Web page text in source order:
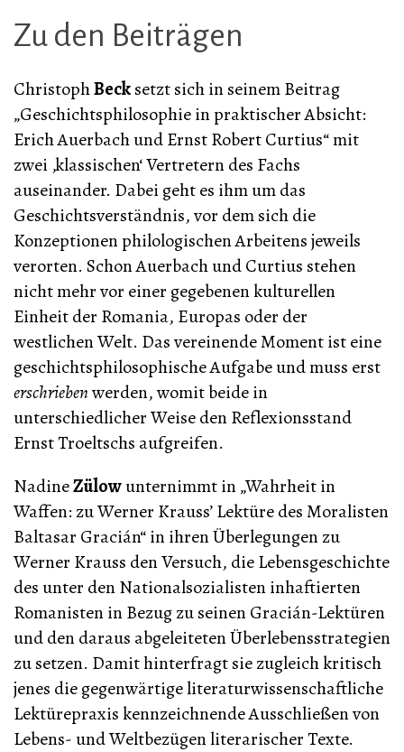
Zu den Beiträgen
ChristophBecksetzt sich in seinem Beitrag
„Geschichtsphilosophie in praktischer Absicht:
Erich Auerbach und Ernst Robert Curtius“ mit
zwei ‚klassischen‘ Vertretern des Fachs
auseinander. Dabei geht es ihm um das
Geschichtsverständnis, vor dem sich die
Konzeptionen philologischen Arbeitens jeweils
verorten. Schon Auerbach und Curtius stehen
nicht mehr vor einer gegebenen kulturellen
Einheit der Romania, Europas oder der
westlichen Welt. Das vereinende Moment ist eine
geschichtsphilosophische Aufgabe und muss erst
erschriebenwerden, womit beide in
unterschiedlicher Weise den Reflexionsstand
Ernst Troeltschs aufgreifen.
NadineZülowunternimmt in „Wahrheit in
Waffen: zu Werner Krauss’ Lektüre des Moralisten
Baltasar Gracián“ in ihren Überlegungen zu
Werner Krauss den Versuch, die Lebensgeschichte
des unter den Nationalsozialisten inhaftierten
Romanisten in Bezug zu seinen Gracián-Lektüren
und den daraus abgeleiteten Überlebensstrategien
zu setzen. Damit hinterfragt sie zugleich kritisch
jenes die gegenwärtige literaturwissenschaftliche
Lektürepraxis kennzeichnende Ausschließen von
Lebens- und Weltbezügen literarischer Texte.